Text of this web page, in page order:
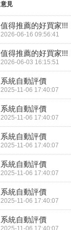
意見
值得推薦的好買家!!!
2026-06-16 09:56:41
值得推薦的好買家!!!
2026-06-03 16:15:51
系統自動評價
2025-11-06 17:40:07
系統自動評價
2025-11-06 17:40:07
系統自動評價
2025-11-06 17:40:07
系統自動評價
2025-11-06 17:40:07
系統自動評價
2025-11-06 17:40:07
系統自動評價
2025-11-06 17:40:07